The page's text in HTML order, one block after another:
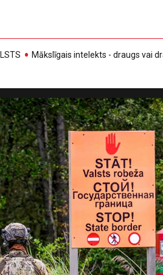
Mākslīgais intelekts - draugs vai